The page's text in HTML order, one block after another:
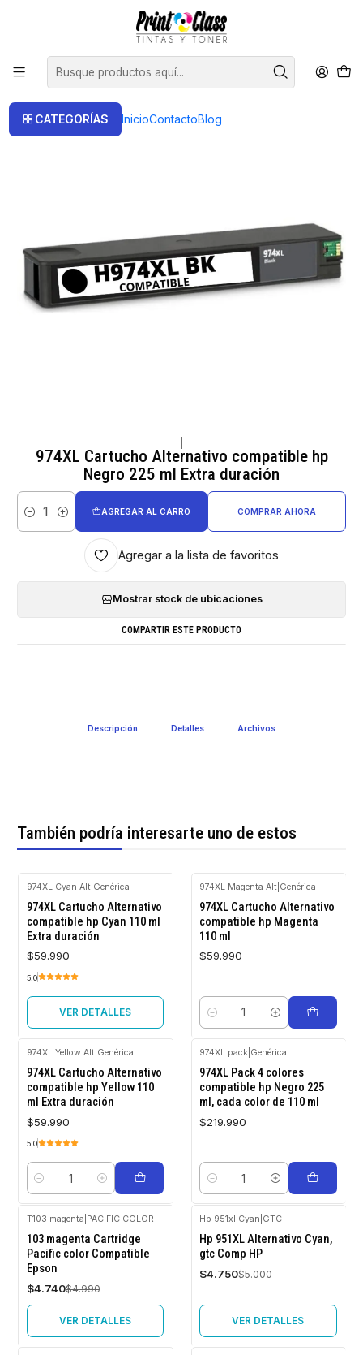
CATEGORÍAS InicioContactoBlog
📦 Envío Gratis compras sobre $120.000
Cartuchos Cartuchos Alternativos
974XL Cartucho Alternativo compatible hp Negro 225 ml Extra
974XL Cartucho Alternativo compatible hp
Negro 225 ml Extra duración
Cantidad
AGREGAR AL CARRO COMPRAR AHORA
Agregar a la lista de favoritos
Mostrar stock de ubicaciones
COMPARTIR ESTE PRODUCTO
Descripción Detalles Archivos
También podría interesarte uno de estos
974XL Cyan Alt| Genérica
974XL Cartucho Alternativo
compatible hp Cyan 110 ml
Extra duración
$59.990
5.0
VER DETALLES
974XL Magenta Alt Genérica
974XL Cartucho Alternativo
compatible hp Magenta
110 ml
$59.990
Cantidad
974XL Yellow Alt| Genérica
974XL Cartucho Alternativo
compatible hp Yellow 110
ml Extra duración
$59.990
5.0
Cantidad
974XL pack Genérica
974XL Pack 4 colores
compatible hp Negro 225
ml, cada color de 110 ml
$219.990
Cantidad
-5%
OFF
Agotado
T103 magenta PACIFIC COLOR
103 magenta Cartridge
Pacific color Compatible
Epson
$4.740$4.990
VER DETALLES
-5%
OFF
Hp 951xl Cyan GTC
Hp 951XL Alternativo Cyan,
gtc Comp HP
$4.750$5.000
VER DETALLES